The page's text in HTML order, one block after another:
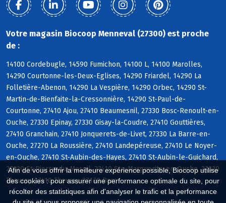
Afin de vous offrir la meilleure expérience possible, Biocoop utilise
des cookies : pour assurer une performance optimale du site, pour
récolter des statistiques afin d'analyser le trafic et la performance
Votre magasin Biocoop Menneval (27300) est proche
de :
14100 Cordebugle, 14590 Fumichon, 14100 L, 14100 Marolles,
14290 Courtonne-les-Deux-Eglises, 14290 Friardel, 14290 La
Folletière-Abenon, 14290 La Vespière, 14290 Orbec, 14290 St-
Martin-de-Bienfaite-la-Cressonnière, 14290 St-Paul-de-
Courtonne, 27410 Ajou, 27410 Beaumesnil, 27330 Bosc-Renoult-en-
Ouche, 27330 Epinay, 27330 Gisay-la-Coudre, 27410 Gouttières,
27410 Granchain, 27410 Jonquerets-de-Livet, 27330 La Barre-en-
Ouche, 27270 La Roussière, 27410 Landepéreuse, 27410 Le Noyer-
en-Ouche, 27410 St-Aubin-des-Hayes, 27410 St-Aubin-le-Guichard,
27330 St-Pierre-du-Mesnil, 27410 Ste-Marguerite-en-Ouche, 27330
Thevray, 27410 Thevray, 27170 Barc